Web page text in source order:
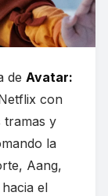
de Avatar:
con
tramas y
la
Aang,
el